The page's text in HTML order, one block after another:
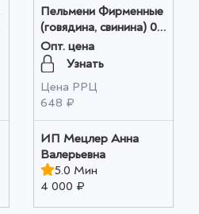
Пельмени Фирменные
(говядина, свинина) 0.8
кг оптом
Опт. цена
Узнать
Цена РРЦ
648 ₽
ИП Мецлер Анна
Валерьевна
5.0 Мин
4 000 ₽